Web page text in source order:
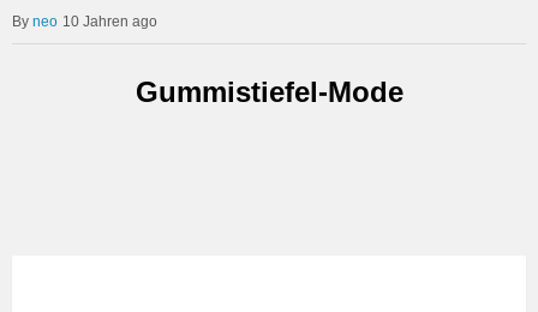
neo 10 Jahren ago
Gummistiefel-Mode